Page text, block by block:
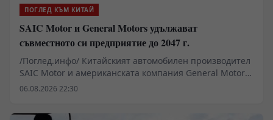
ПОГЛЕД КЪМ КИТАЙ
SAIC Motor и General Motors удължават
съвместното си предприятие до 2047 г.
/Поглед.инфо/ Китайският автомобилен производител
SAIC Motor и американската компания General Motors
(GM) подписаха споразумение за удължаване на
06.08.2026 22:30